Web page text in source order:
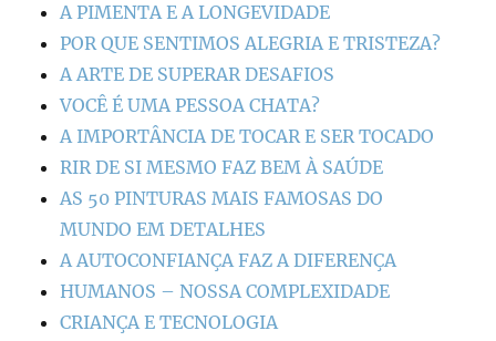
A PIMENTA E A LONGEVIDADE
POR QUE SENTIMOS ALEGRIA E TRISTEZA?
A ARTE DE SUPERAR DESAFIOS
VOCÊ É UMA PESSOA CHATA?
A IMPORTÂNCIA DE TOCAR E SER TOCADO
RIR DE SI MESMO FAZ BEM À SAÚDE
AS 50 PINTURAS MAIS FAMOSAS DO
MUNDO EM DETALHES
A AUTOCONFIANÇA FAZ A DIFERENÇA
HUMANOS – NOSSA COMPLEXIDADE
CRIANÇA E TECNOLOGIA